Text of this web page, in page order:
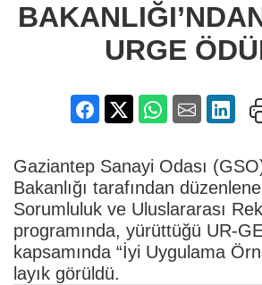
URGE
Gaziantep Sanayi Odası
Bakanlığı tarafından
Sorumluluk ve Uluslararası
programında, yürüttüğü UR-
kapsamında “İyi Uygulama
layık görüldü.